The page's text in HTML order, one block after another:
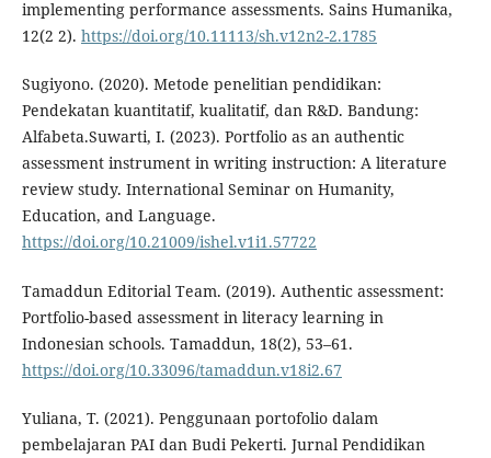
implementing performance assessments. Sains Humanika,
12(2 2). https://doi.org/10.11113/sh.v12n2-2.1785
Sugiyono. (2020). Metode penelitian pendidikan:
Pendekatan kuantitatif, kualitatif, dan R&D. Bandung:
Alfabeta.Suwarti, I. (2023). Portfolio as an authentic
assessment instrument in writing instruction: A literature
review study. International Seminar on Humanity,
Education, and Language.
https://doi.org/10.21009/ishel.v1i1.57722
Tamaddun Editorial Team. (2019). Authentic assessment:
Portfolio-based assessment in literacy learning in
Indonesian schools. Tamaddun, 18(2), 53–61.
https://doi.org/10.33096/tamaddun.v18i2.67
Yuliana, T. (2021). Penggunaan portofolio dalam
pembelajaran PAI dan Budi Pekerti. Jurnal Pendidikan